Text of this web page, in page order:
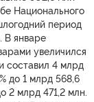
Национального
период
В январе
увеличился
составил 4 млрд
до 1 млрд 568,6
2 млрд 471,2 млн.